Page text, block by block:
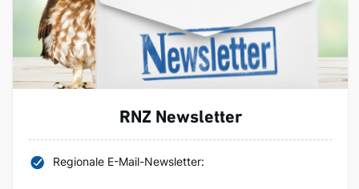
RNZ Newsletter
Regionale E-Mail-Newsletter: